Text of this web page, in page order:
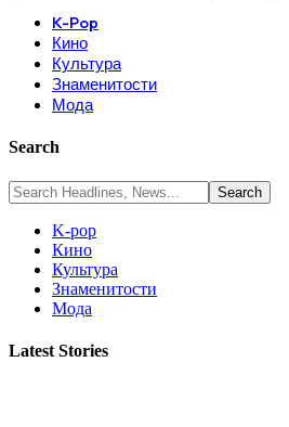
K-Pop
Кино
Культура
Знаменитости
Мода
Search
K-pop
Кино
Культура
Знаменитости
Мода
Latest Stories